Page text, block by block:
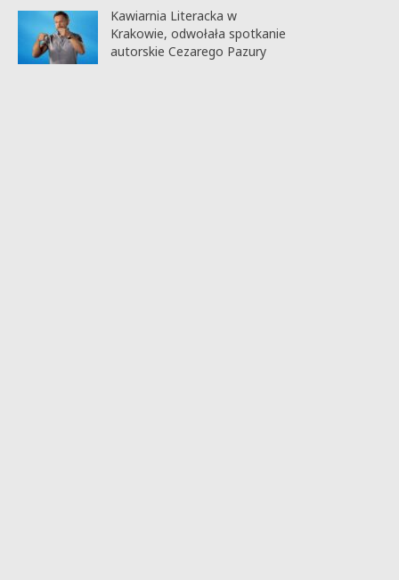
Kawiarnia Literacka w
Krakowie, odwołała spotkanie
autorskie Cezarego Pazury